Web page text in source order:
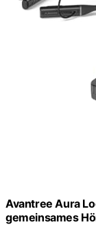
Avantree Aura
gemeinsames